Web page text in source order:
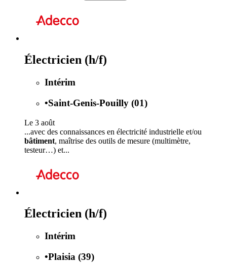
Électricien (h/f)
Intérim
•Saint-Genis-Pouilly (01)
Le 3 août
...avec des connaissances en électricité industrielle et/ou
bâtiment, maîtrise des outils de mesure (multimètre,
testeur…) et...
Électricien (h/f)
Intérim
•Plaisia (39)